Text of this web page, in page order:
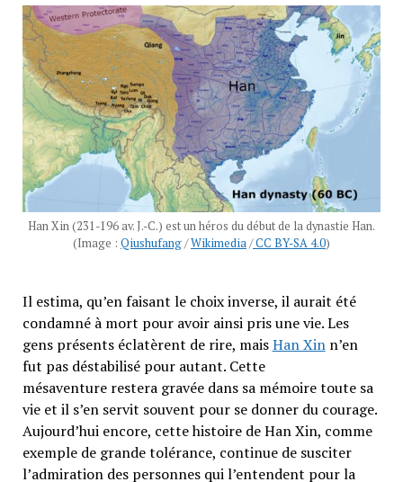
Han Xin (231-196 av. J.-C.) est un héros du début de la dynastie Han.
(Image : Qiushufang/Wikimedia/CC BY-SA 4.0)
Il estima, qu’en faisant le choix inverse, il aurait été
condamné à mort pour avoir ainsi pris une vie. Les
gens présents éclatèrent de rire, maisHan Xinn’en
fut pas déstabilisé pour autant. Cette
mésaventure restera gravée dans sa mémoire toute sa
vie et il s’en servit souvent pour se donner du courage.
Aujourd’hui encore, cette histoire de Han Xin, comme
exemple de grande tolérance, continue de susciter
l’admiration des personnes qui l’entendent pour la